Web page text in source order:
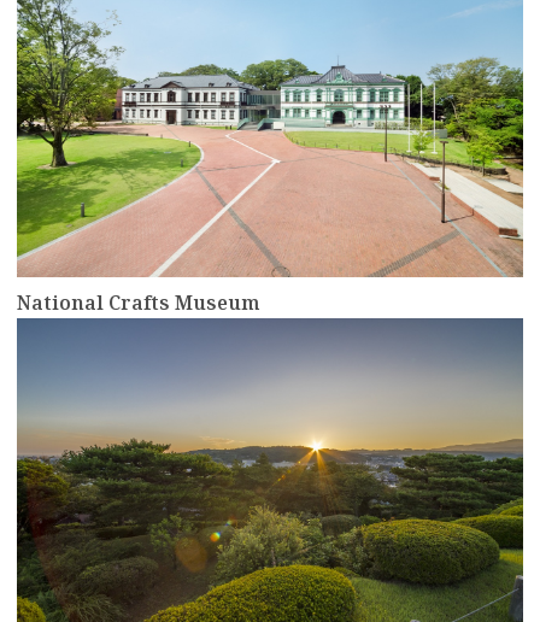
National Crafts Museum
more